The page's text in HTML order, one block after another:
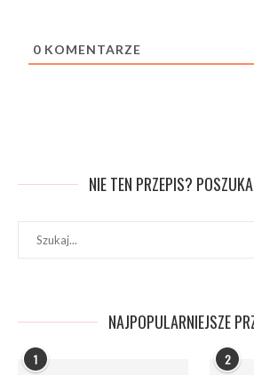
0 KOMENTARZE
NIE TEN PRZEPIS?
NAJPOPULARNIEJSZE
1 2